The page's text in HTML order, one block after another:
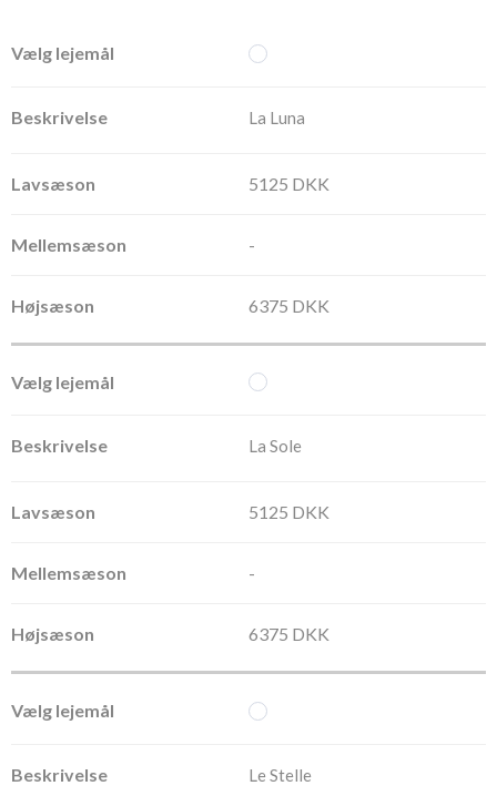
La Luna
5125 DKK
-
6375 DKK
La Sole
5125 DKK
-
6375 DKK
Le Stelle